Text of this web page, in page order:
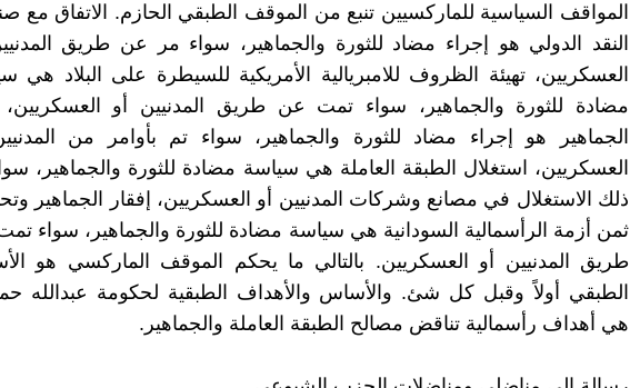
المواقف السياسية للماركسيين تنبع من الموقف الطبقي الحازم. الاتفاق مع
النقد الدولي هو إجراء مضاد للثورة والجماهير، سواء مر عن طريق
العسكريين، تهيئة الظروف للامبريالية الأمريكية للسيطرة على البلاد هي
مضادة للثورة والجماهير، سواء تمت عن طريق المدنيين أو
الجماهير هو إجراء مضاد للثورة والجماهير، سواء تم بأوامر من
العسكريين، استغلال الطبقة العاملة هي سياسة مضادة للثورة والجماهير،
ذلك الاستغلال في مصانع وشركات المدنيين أو العسكريين، إفقار الجماهير
ثمن أزمة الرأسمالية السودانية هي سياسة مضادة للثورة والجماهير، سواء
طريق المدنيين أو العسكريين. بالتالي ما يحكم الموقف الماركسي هو
الطبقي أولاً وقبل كل شئ. والأساس والأهداف الطبقية لحكومة عبدالله
هي أهداف رأسمالية تناقض مصالح الطبقة العاملة والجماهير.